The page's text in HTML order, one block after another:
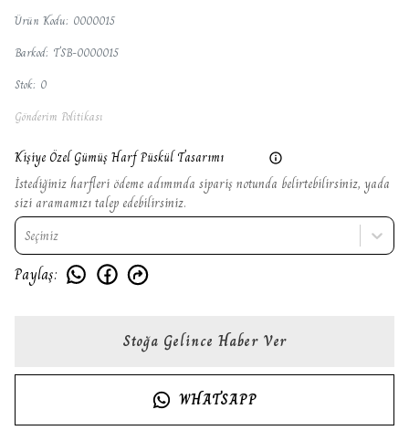
Ürün Kodu: 0000015
Barkod: TSB-0000015
Stok: 0
Gönderim Politikası
Kişiye Özel Gümüş Harf Püskül Tasarımı
İstediğiniz harfleri ödeme adımında sipariş notunda belirtebilirsiniz, yada
sizi aramamızı talep edebilirsiniz.
Seçiniz
Paylaş:
Stoğa Gelince Haber Ver
WHATSAPP